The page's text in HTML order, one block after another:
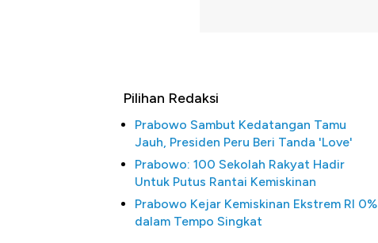
Pilihan Redaksi
Prabowo Sambut Kedatangan Tamu
Jauh, Presiden Peru Beri Tanda 'Love'
Prabowo: 100 Sekolah Rakyat Hadir
Untuk Putus Rantai Kemiskinan
Prabowo Kejar Kemiskinan Ekstrem RI 0%
dalam Tempo Singkat